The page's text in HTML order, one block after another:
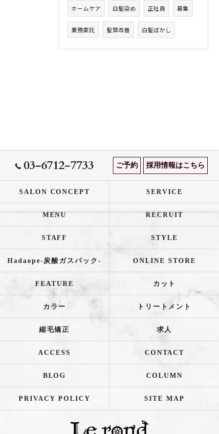
ホームケア 白髪染め 正社員 募集
業務委託 髪質改善 白髪ぼかし
03-6712-7733 ご予約 採用情報はこちら
SALON CONCEPT SERVICE
MENU RECRUIT
STAFF STYLE
Hadaope-炭酸ガスパック- ONLINE STORE
FEATURE カット
カラー トリートメント
縮毛矯正 求人
ACCESS CONTACT
BLOG COLUMN
PRIVACY POLICY SITE MAP